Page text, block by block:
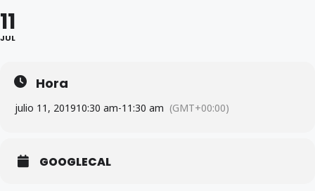
11
JUL
Hora
julio 11, 201910:30 am-11:30 am (GMT+00:00)
GOOGLECAL